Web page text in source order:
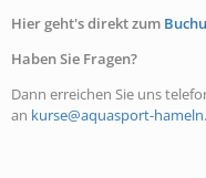
Hier geht's direkt zum
Haben Sie Fragen?
Dann erreichen Sie uns
an kurse@aquasport-